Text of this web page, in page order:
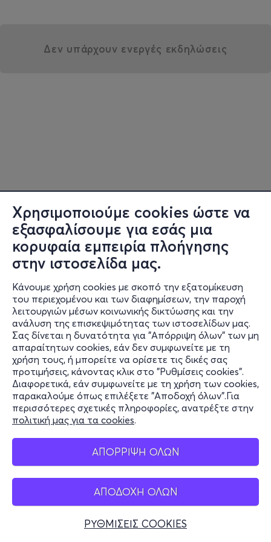
Χρησιμοποιούμε cookies ώστε να
εξασφαλίσουμε για εσάς μια
κορυφαία εμπειρία πλοήγησης
στην ιστοσελίδα μας.
Κάνουμε χρήση cookies με σκοπό την εξατομίκευση
του περιεχομένου και των διαφημίσεων, την παροχή
λειτουργιών μέσων κοινωνικής δικτύωσης και την
ανάλυση της επισκεψιμότητας των ιστοσελίδων μας.
Σας δίνεται η δυνατότητα για "Απόρριψη όλων" των μη
απαραίτητων cookies, εάν δεν συμφωνείτε με τη
χρήση τους, ή μπορείτε να ορίσετε τις δικές σας
προτιμήσεις, κάνοντας κλικ στο "Ρυθμίσεις cookies".
Διαφορετικά, εάν συμφωνείτε με τη χρήση των cookies,
παρακαλούμε όπως επιλέξετε "Αποδοχή όλων".Για
περισσότερες σχετικές πληροφορίες, ανατρέξτε στην
πολιτική μας για τα cookies.
ΑΠΟΡΡΙΨΗ ΟΛΩΝ
ΑΠΟΔΟΧΗ ΟΛΩΝ
ΡΥΘΜΙΣΕΙΣ COOKIES
Δεν υπάρχουν ενεργές εκδηλώσεις